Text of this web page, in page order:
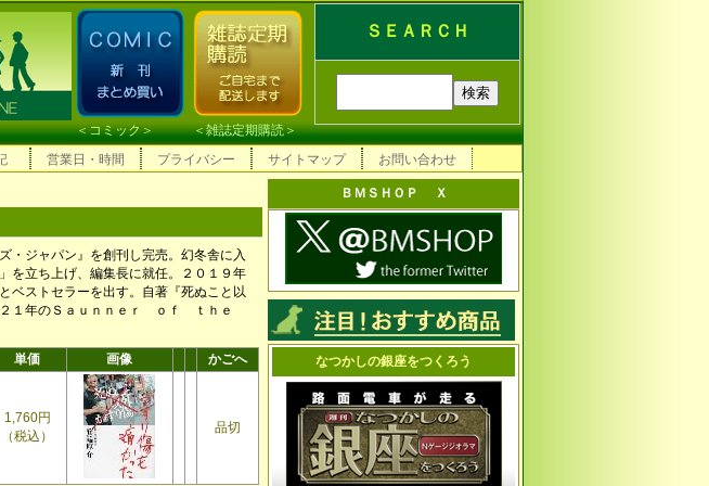
ＳＥＡＲＣＨ
＜コミック＞ ＜雑誌定期購読＞
営業日・時間 プライバシー サイトマップ お問い合わせ
・ジャパン』を創刊し完売。幻冬舎に入
を立ち上げ、編集長に就任。２０１９年
ベストセラーを出す。自著『死ぬこと以
２１年のＳａｕｎｎｅｒ ｏｆ ｔｈｅ
単価 画像 かごへ
1,760円
（税込）
品切
ＢＭＳＨＯＰ Ｘ
なつかしの銀座をつくろう